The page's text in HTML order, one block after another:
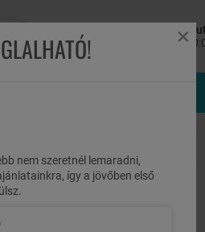
Minden nap: 8:00-
×
nem szeretnél lemaradni,
így a jövőben első